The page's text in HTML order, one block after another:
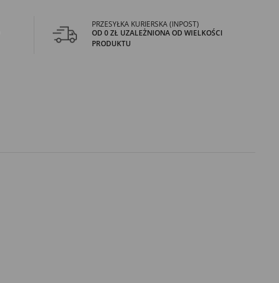
PRZESYŁKA KURIERSKA (INPOST)
OD 0 ZŁ UZALEŻNIONA OD WIELKOŚCI
PRODUKTU